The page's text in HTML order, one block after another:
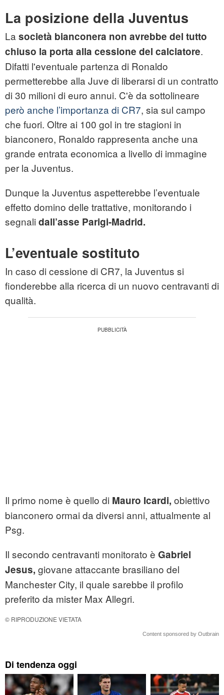
La posizione della Juventus
La società bianconera non avrebbe del tutto
chiuso la porta alla cessione del calciatore.
Difatti l'eventuale partenza di Ronaldo
permetterebbe alla Juve di liberarsi di un contratto
di 30 milioni di euro annui. C'è da sottolineare
però anche l’importanza di CR7, sia sul campo
che fuori. Oltre ai 100 gol in tre stagioni in
bianconero, Ronaldo rappresenta anche una
grande entrata economica a livello di immagine
per la Juventus.
Dunque la Juventus aspetterebbe l’eventuale
effetto domino delle trattative, monitorando i
segnali dall’asse Parigi-Madrid.
L’eventuale sostituto
In caso di cessione di CR7, la Juventus si
fionderebbe alla ricerca di un nuovo centravanti di
qualità.
Il primo nome è quello di Mauro Icardi, obiettivo
bianconero ormai da diversi anni, attualmente al
Psg.
Il secondo centravanti monitorato è Gabriel
Jesus, giovane attaccante brasiliano del
Manchester City, il quale sarebbe il profilo
preferito da mister Max Allegri.
© RIPRODUZIONE VIETATA
Content sponsored by Outbrain
Di tendenza oggi